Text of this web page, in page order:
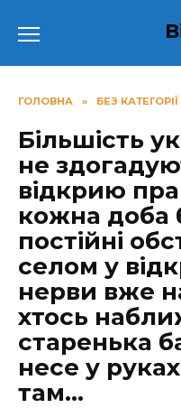
до
ГОЛОВНА » БЕЗ КАТЕГОРІЇ
Більшість
не
відкрию
кожна добa
постійні
селом у
нерви вже
хтось
старенька
несе у
там…